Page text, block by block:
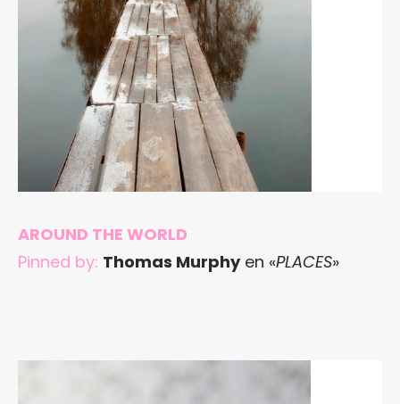
AROUND THE WORLD
Pinned by: Thomas Murphyen «PLACES»